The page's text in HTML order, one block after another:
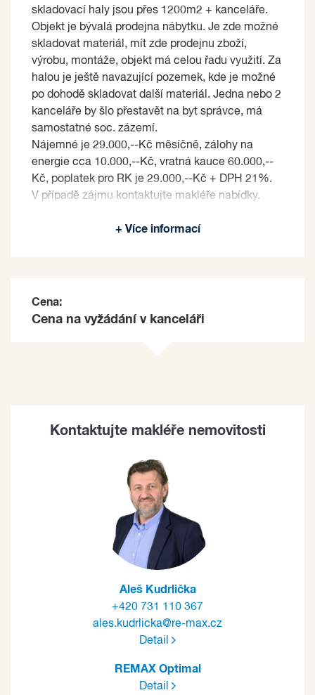
skladovací haly jsou přes 1200m2 + kanceláře.
Objekt je bývalá prodejna nábytku. Je zde možné
skladovat materiál, mít zde prodejnu zboží,
výrobu, montáže, objekt má celou řadu využití. Za
halou je ještě navazující pozemek, kde je možné
po dohodě skladovat další materiál. Jedna nebo 2
kanceláře by šlo přestavět na byt správce, má
samostatné soc. zázemí.
Nájemné je 29.000,--Kč měsíčně, zálohy na
energie cca 10.000,--Kč, vratná kauce 60.000,--
Kč, poplatek pro RK je 29.000,--Kč + DPH 21%.
V případě zájmu kontaktujte makléře nabídky.
na základě jím zvolených kritérií.
+ Více informací
Cena:
Cena na vyžádání v kanceláři
Kontaktujte makléře nemovitosti
Aleš Kudrlička
+420 731 110 367
ales.kudrlicka@re-max.cz
Detail
REMAX Optimal
Detail